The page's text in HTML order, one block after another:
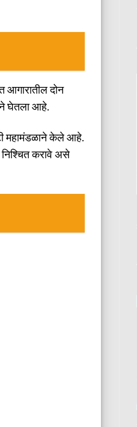
आगारातील दोन
घेतला आहे.
महामंडळाने केले आहे.
करावे असे